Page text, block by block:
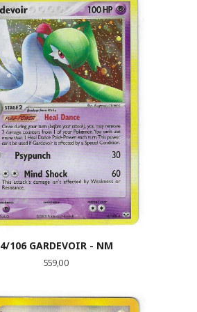
4/106 GARDEVOIR - NM
Pris
559,00
LES MER